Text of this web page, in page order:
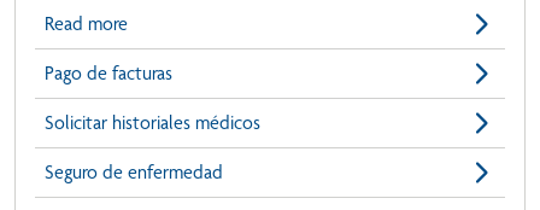
Read more
Pago de facturas
Solicitar historiales médicos
Seguro de enfermedad